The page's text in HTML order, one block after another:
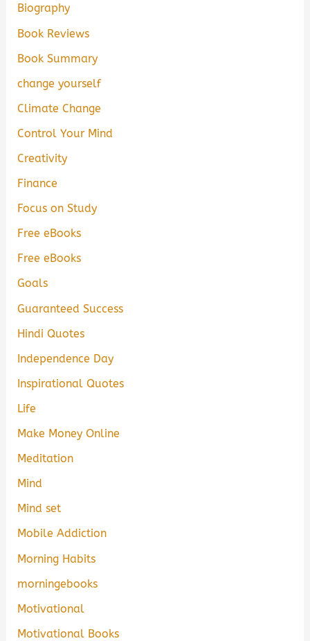
Biography
Book Reviews
Book Summary
change yourself
Climate Change
Control Your Mind
Creativity
Finance
Focus on Study
Free eBooks
Free eBooks
Goals
Guaranteed Success
Hindi Quotes
Independence Day
Inspirational Quotes
Life
Make Money Online
Meditation
Mind
Mind set
Mobile Addiction
Morning Habits
morningebooks
Motivational
Motivational Books